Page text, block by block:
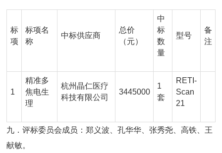
标
项
标项名
称
中标供应商
总价
（元）
中
标
数
量
型号
备
注
1
精准多
焦电生
理
杭州晶仁医疗
科技有限公司
3445000
1
套
RETI-
Scan
21
九．评标委员会成员：郑义波、孔华华、张秀尧、高铁、王
献敏。